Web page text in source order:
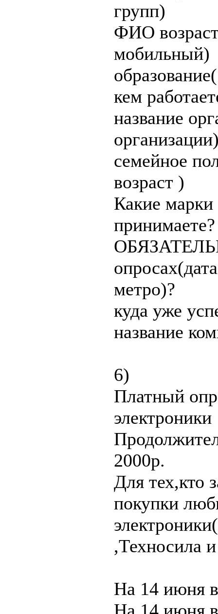
групп)
ФИО
мобильный)
кем
название
семейное
возраст )
Какие марки
принимаете?
метро)?
куда уже
название
6)
Платный
электроники
2000р.
Для тех,кто
покупки
,Техносила
На 14 июня